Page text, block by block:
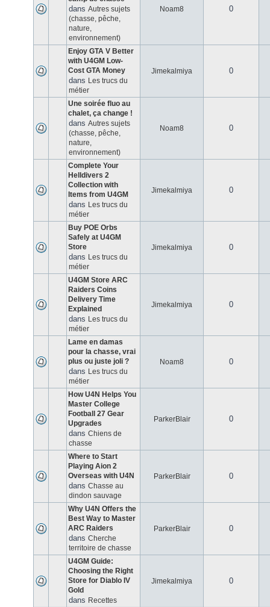
dans Autres sujets
(chasse, pêche,
nature,
environnement)
Noam8 0
Enjoy GTA V Better
with U4GM Low-
Cost GTA Money
dans Les trucs du
métier
Jimekalmiya 0
Une soirée fluo au
chalet, ça change !
dans Autres sujets
(chasse, pêche,
nature,
environnement)
Noam8 0
Complete Your
Helldivers 2
Collection with
Items from U4GM
dans Les trucs du
métier
Jimekalmiya 0
Buy POE Orbs
Safely at U4GM
Store
dans Les trucs du
métier
Jimekalmiya 0
U4GM Store ARC
Raiders Coins
Delivery Time
Explained
dans Les trucs du
métier
Jimekalmiya 0
Lame en damas
pour la chasse, vrai
plus ou juste joli ?
dans Les trucs du
métier
Noam8 0
How U4N Helps You
Master College
Football 27 Gear
Upgrades
dans Chiens de
chasse
ParkerBlair 0
Where to Start
Playing Aion 2
Overseas with U4N
dans Chasse au
dindon sauvage
ParkerBlair 0
Why U4N Offers the
Best Way to Master
ARC Raiders
dans Cherche
territoire de chasse
ParkerBlair 0
U4GM Guide:
Choosing the Right
Store for Diablo IV
Gold
dans Recettes
Jimekalmiya 0